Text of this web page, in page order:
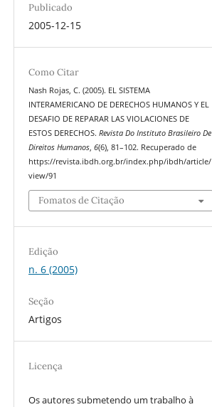
Publicado
2005-12-15
Como Citar
Nash Rojas, C. (2005). EL SISTEMA
INTERAMERICANO DE DERECHOS HUMANOS Y EL
DESAFIO DE REPARAR LAS VIOLACIONES DE
ESTOS DERECHOS.Revista Do Instituto Brasileiro De
Direitos Humanos,6(6), 81–102. Recuperado de
https://revista.ibdh.org.br/index.php/ibdh/article/
view/91
Fomatos de Citação
Edição
n. 6 (2005)
Seção
Artigos
Licença
Os autores submetendo um trabalho à